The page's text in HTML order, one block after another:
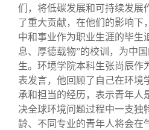
们，将低碳发展和可持续发展
了重大贡献，在他们的影响下
中和事业作为职业生涯的毕生
息、厚德载物”的校训，为中
生。环境学院本科生张尚辰作
表发言，他回顾了自己在环境
承和担当的经历，表示青年人
决全球环境问题过程中一支独
龄、不同专业的青年人将会在